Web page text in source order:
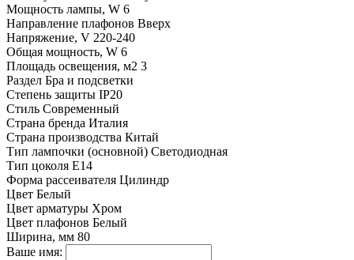
Мощность лампы, W 6
Направление плафонов Вверх
Напряжение, V 220-240
Общая мощность, W 6
Площадь освещения, м2 3
Раздел Бра и подсветки
Степень защиты IP20
Стиль Современный
Страна бренда Италия
Страна производства Китай
Тип лампочки (основной) Светодиодная
Тип цоколя E14
Форма рассеивателя Цилиндр
Цвет Белый
Цвет арматуры Хром
Цвет плафонов Белый
Ширина, мм 80
Ваше имя: